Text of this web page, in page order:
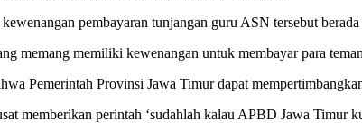
pembayaran tunjangan guru ASN tersebut
memang memiliki kewenangan untuk membayar para
Pemerintah Provinsi Jawa Timur dapat
memberikan perintah ‘sudahlah kalau APBD Jawa